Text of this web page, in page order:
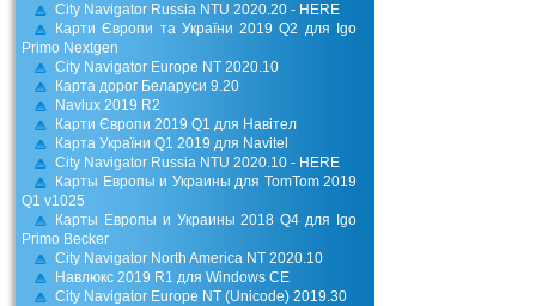
City Navigator Russia NTU 2020.20 - HERE
Карти Європи та України 2019 Q2 для Igo
Primo Nextgen
City Navigator Europe NT 2020.10
Карта дорог Беларуси 9.20
Navlux 2019 R2
Карти Європи 2019 Q1 для Навітел
Карта України Q1 2019 для Navitel
City Navigator Russia NTU 2020.10 - HERE
Карты Европы и Украины для TomTom 2019
Q1 v1025
Карты Европы и Украины 2018 Q4 для Igo
Primo Becker
City Navigator North America NT 2020.10
Навлюкс 2019 R1 для Windows CE
City Navigator Europe NT (Unicode) 2019.30